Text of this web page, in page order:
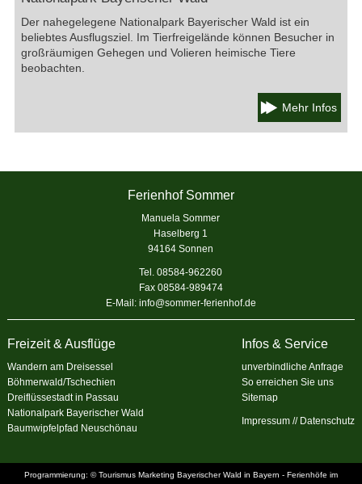
Der nahegelegene Nationalpark Bayerischer Wald ist ein
beliebtes Ausflugsziel. Im Tierfreigelände können Besucher in
großräumigen Gehegen und Volieren heimische Tiere
beobachten.
Mehr Infos
Ferienhof Sommer
Manuela Sommer
Haselberg 1
94164 Sonnen
Tel. 08584-962260
Fax 08584-989474
E-Mail: info@sommer-ferienhof.de
Freizeit & Ausflüge
Wandern am Dreisessel
Böhmerwald/Tschechien
Dreiflüssestadt in Passau
Nationalpark Bayerischer Wald
Baumwipfelpfad Neuschönau
Infos & Service
unverbindliche Anfrage
So erreichen Sie uns
Sitemap
Impressum // Datenschutz
Programmierung: © Tourismus Marketing Bayerischer Wald in Bayern - Ferienhöfe im